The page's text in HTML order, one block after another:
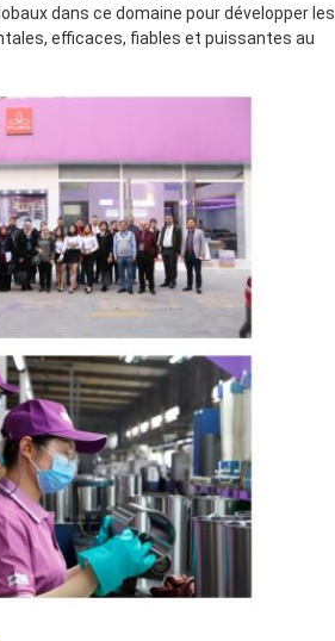
dans ce domaine pour développer les
efficaces, fiables et puissantes au